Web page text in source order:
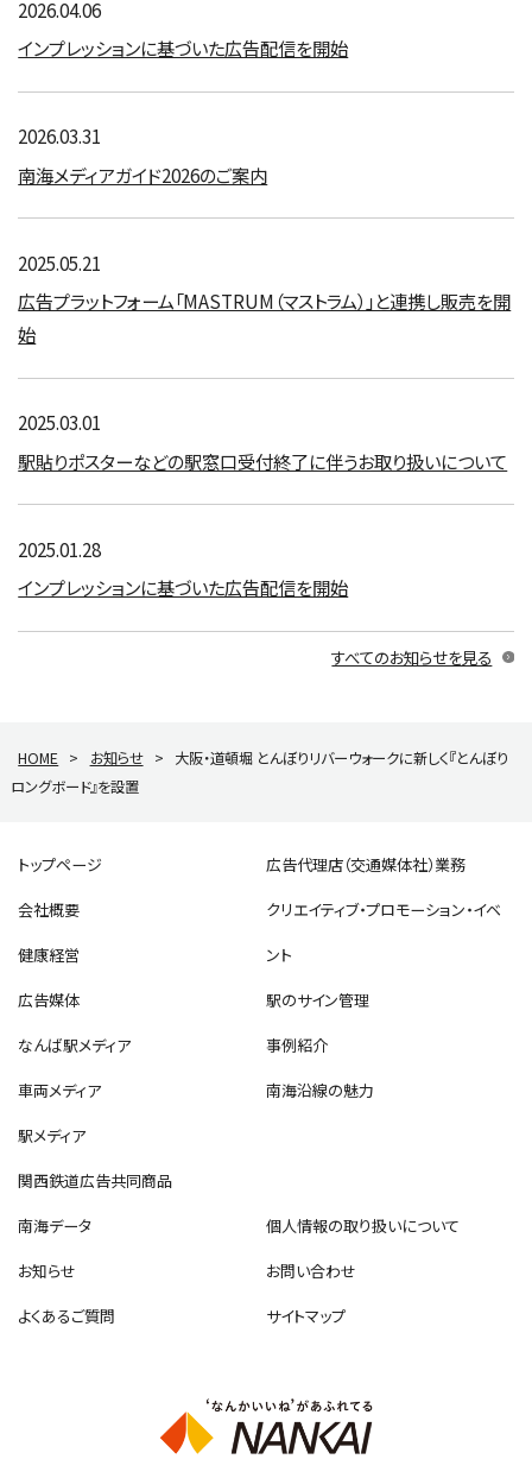
2026.04.06
インプレッションに基づいた広告配信を開始
2026.03.31
南海メディアガイド2026のご案内
2025.05.21
広告プラットフォーム「MASTRUM（マストラム）」と連携し販売を開
始
2025.03.01
駅貼りポスターなどの駅窓口受付終了に伴うお取り扱いについて
2025.01.28
インプレッションに基づいた広告配信を開始
すべてのお知らせを見る
HOME > お知らせ >
大阪・道頓堀 とんぼりリバーウォークに新しく『とんぼり
ロングボード』を設置
トップページ
会社概要
健康経営
広告媒体
なんば駅メディア
車両メディア
駅メディア
関西鉄道広告共同商品
広告代理店（交通媒体社）業務
クリエイティブ・プロモーション・イベ
ント
駅のサイン管理
事例紹介
南海沿線の魅力
南海データ
個人情報の取り扱いについて
お知らせ
お問い合わせ
よくあるご質問
サイトマップ